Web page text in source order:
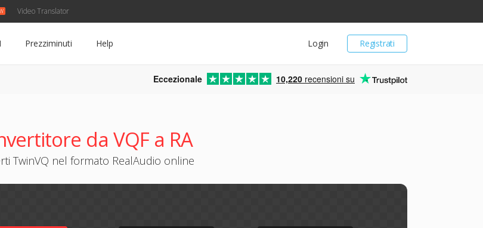
Video Translator
Registrati
Login
Prezziminuti Help
Eccezionale 10,220 recensioni su
da VQF a RA
TwinVQ nel formato RealAudio online